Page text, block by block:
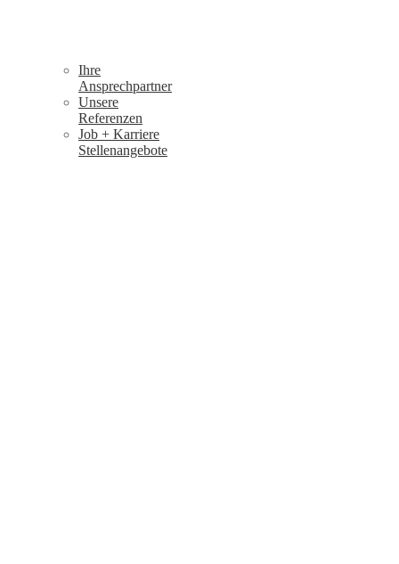
Ihre
Ansprechpartner
Unsere
Referenzen
Job + Karriere
Stellenangebote